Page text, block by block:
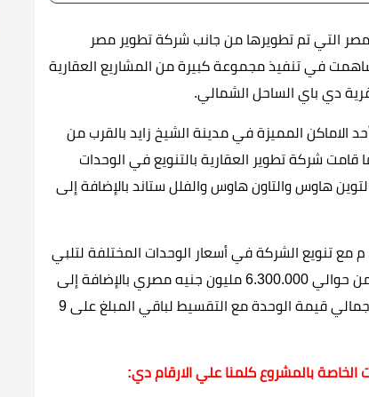
التي تم تطويرها من جانب شركة تطوير مصر
في تنفيذ مجموعة كبيرة من المشاريع العقارية
دي باي الساحل الشمالي.
المميزة في مدينة الشيخ زايد بالقرب من
شركة تطوير العقارية بالتنويع في الوحدات
هاوس والتاون هاوس والفلل ستاند بالإضافة إلى
حيث تبدأ مساحة الوحدات المختلفة داخل المشروع من 180 م مع تنويع الشركة في أسعار الوحدات المختلفة لتلبي
كافة الباحثين عن السكن الراقي، حيث تبدأ أسعار المشروع من حوالي 6.300.000 مليون جنيه مصري بالإضافة إلى
توفير نظم سداد بسيطة تبدأ من دفع 10% مقدم حجز من إجمالي قيمة الوحدة مع التقسيط لباقي المبلغ على 9
الخاصة بالمشروع كلمنا علي الارقام دي: